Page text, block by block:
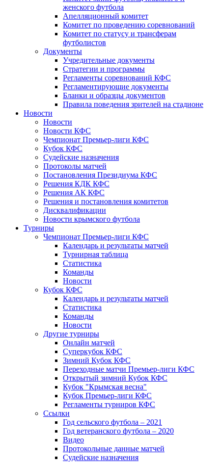
женского футбола
Апелляционный комитет
Комитет по проведению соревнований
Комитет по статусу и трансферам
футболистов
Документы
Учредительные документы
Стратегии и программы
Регламенты соревнований КФС
Регламентирующие документы
Бланки и образцы документов
Правила поведения зрителей на стадионе
Новости
Новости
Новости КФС
Чемпионат Премьер-лиги КФС
Кубок КФС
Судейские назначения
Протоколы матчей
Постановления Президиума КФС
Решения КДК КФС
Решения АК КФС
Решения и постановления комитетов
Дисквалификации
Новости крымского футбола
Турниры
Чемпионат Премьер-лиги КФС
Календарь и результаты матчей
Турнирная таблица
Статистика
Команды
Новости
Кубок КФС
Календарь и результаты матчей
Статистика
Команды
Новости
Другие турниры
Онлайн матчей
Суперкубок КФС
Зимний Кубок КФС
Переходные матчи Премьер-лиги КФС
Открытый зимний Кубок КФС
Кубок "Крымская весна"
Кубок Премьер-лиги КФС
Регламенты турниров КФС
Ссылки
Год сельского футбола – 2021
Год ветеранского футбола – 2020
Видео
Протокольные данные матчей
Судейские назначения